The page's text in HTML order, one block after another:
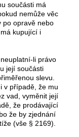
součásti má
nemůže věc
po opravě nebo
kupující i
li právo
její součásti
slevu.
v případě, že mu
vad, vyměnit její
že prodávající
že by zjednání
(vše § 2169).